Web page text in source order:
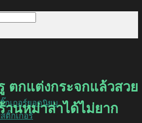
กเกอร์ยอดนิยม
ติ๊กเกอร์
ตกแต่งกระจกแล้วสวย
านหม่าล่าได้ไม่ยาก